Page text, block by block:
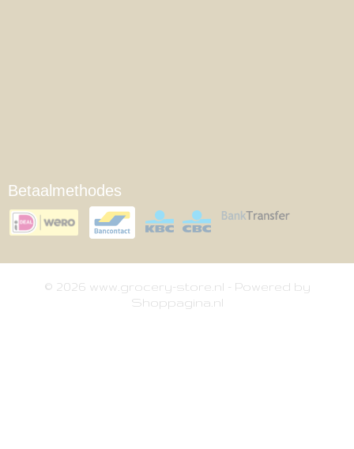
Betaalmethodes
© 2026 www.grocery-store.nl - Powered by
Shoppagina.nl